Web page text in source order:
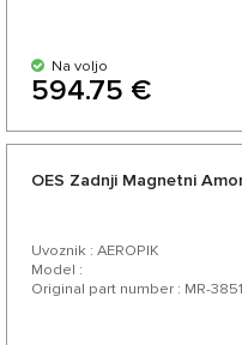
Na voljo
594.75 €
OES Zadnji Magnetni
Uvoznik : AEROPIK
Model :
Original part number : MR-3851